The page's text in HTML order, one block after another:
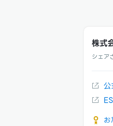
株式
シェア
公
お